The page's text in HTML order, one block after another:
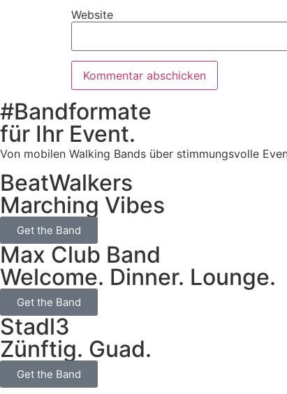
Website
#Bandformate
für Ihr Event.
Von mobilen Walking Bands über stimmungsvolle
BeatWalkers
Marching Vibes
Get the Band
Max Club Band
Welcome. Dinner. Lounge.
Get the Band
Stadl3
Zünftig. Guad.
Get the Band